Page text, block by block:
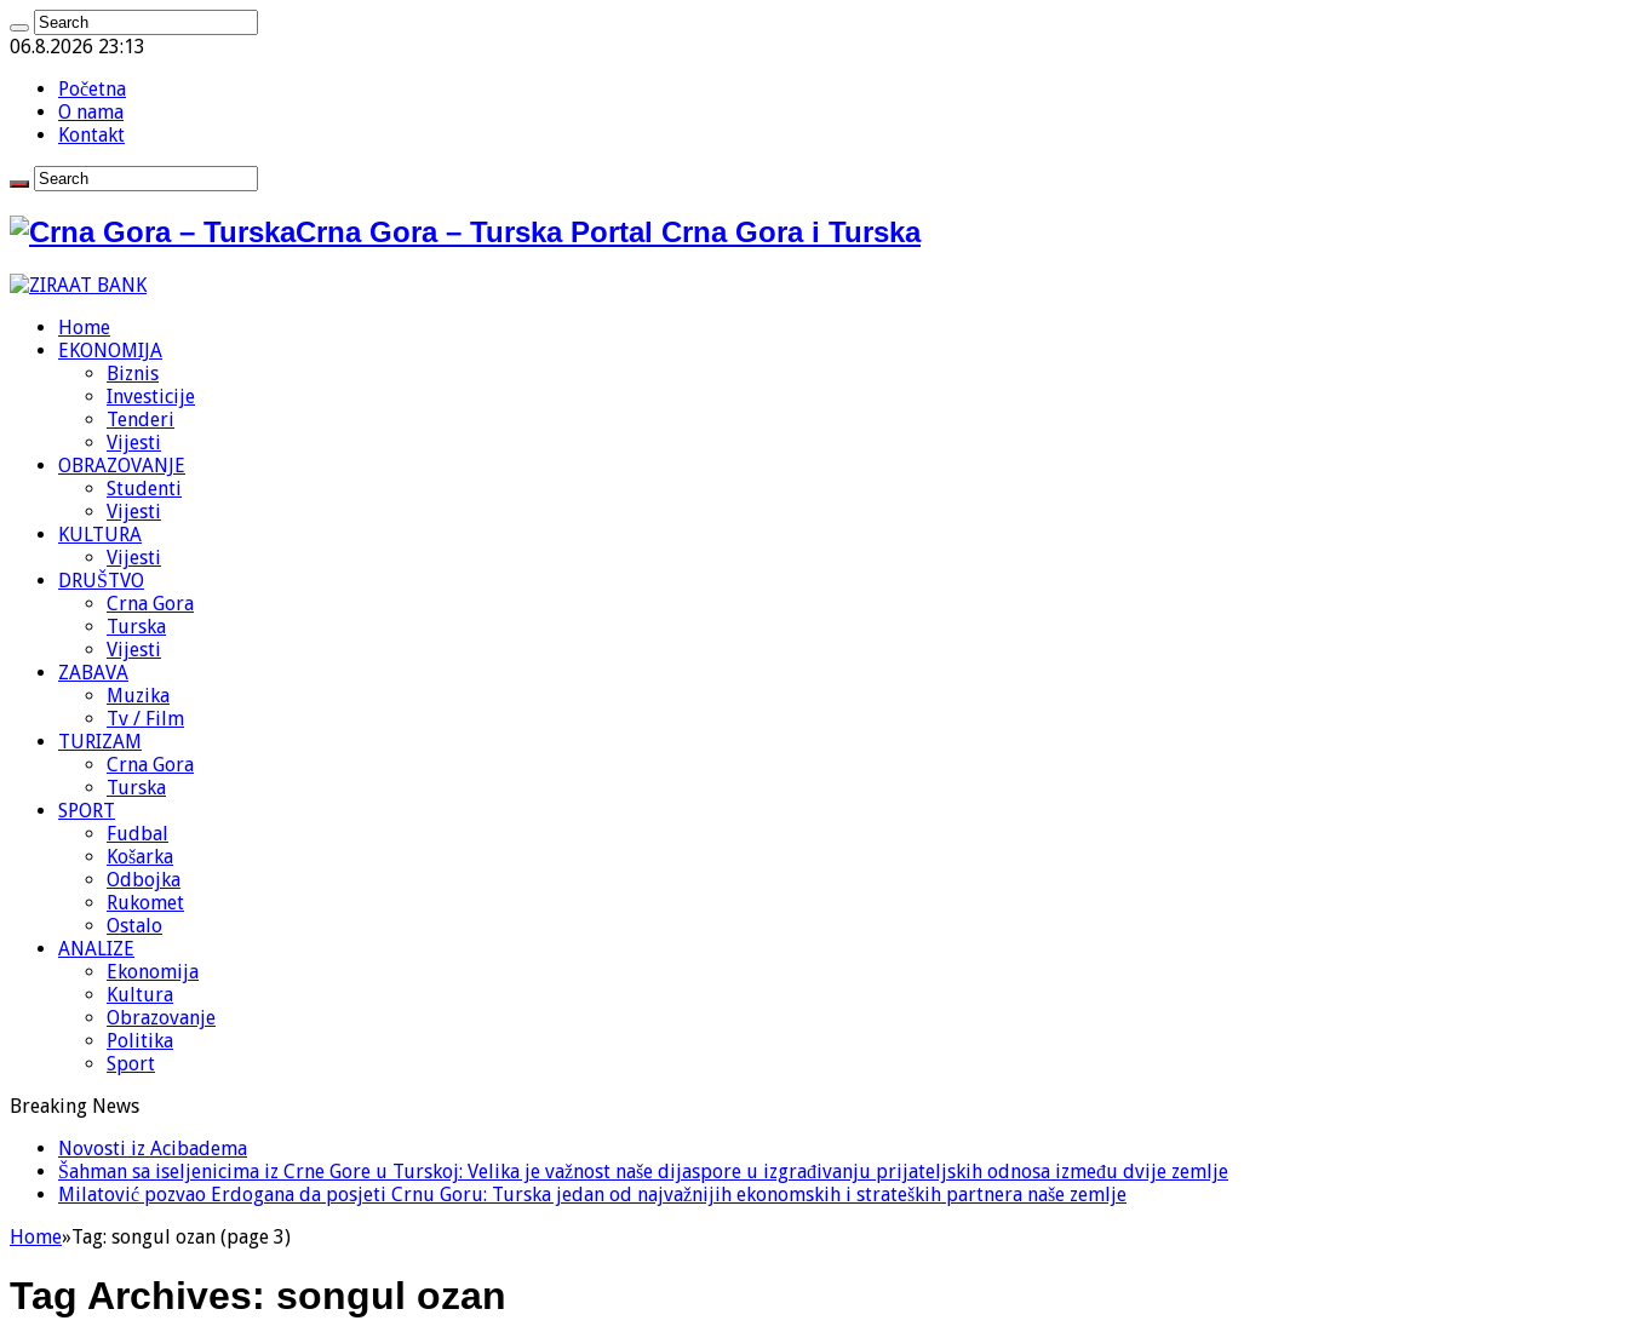
06.8.2026 23:13
Početna
O nama
Kontakt
Crna Gora – Turska Portal Crna Gora i Turska
Home
EKONOMIJA
Biznis
Investicije
Tenderi
Vijesti
OBRAZOVANJE
Studenti
Vijesti
KULTURA
Vijesti
DRUŠTVO
Crna Gora
Turska
Vijesti
ZABAVA
Muzika
Tv / Film
TURIZAM
Crna Gora
Turska
SPORT
Fudbal
Košarka
Odbojka
Rukomet
Ostalo
ANALIZE
Ekonomija
Kultura
Obrazovanje
Politika
Sport
Breaking News
Novosti iz Acibadema
Šahman sa iseljenicima iz Crne Gore u Turskoj: Velika je važnost naše dijaspore u izgrađivanju prijateljskih odnosa između dvije zemlje
Milatović pozvao Erdogana da posjeti Crnu Goru: Turska jedan od najvažnijih ekonomskih i strateških partnera naše zemlje
Home»Tag: songul ozan (page 3)
Tag Archives: songul ozan